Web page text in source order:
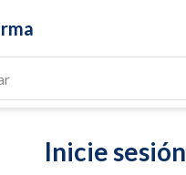
Inicie sesión